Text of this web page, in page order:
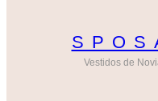
Vestidos de